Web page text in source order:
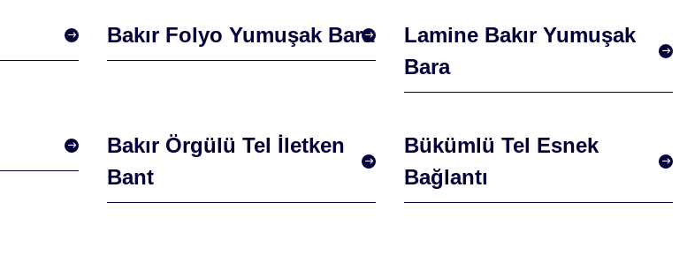
Bakır Folyo Yumuşak Bara
Lamine Bakır Yumuşak
Bara
Bakır Örgülü Tel İletken
Bant
Bükümlü Tel Esnek
Bağlantı